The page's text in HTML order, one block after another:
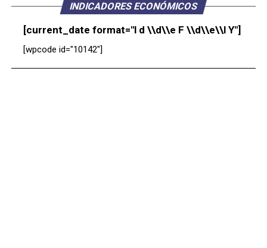
INDICADORES ECONÓMICOS
[current_date format="l d \\d\\e F \\d\\e\\l Y"]
[wpcode id="10142"]